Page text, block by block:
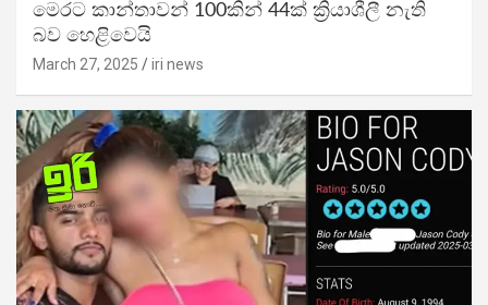
මෙරට කාන්තාවන් 100කින් 44ක් ක්‍රියාශීලී නැති
බව හෙළිවෙයි
March 27, 2025 iri news